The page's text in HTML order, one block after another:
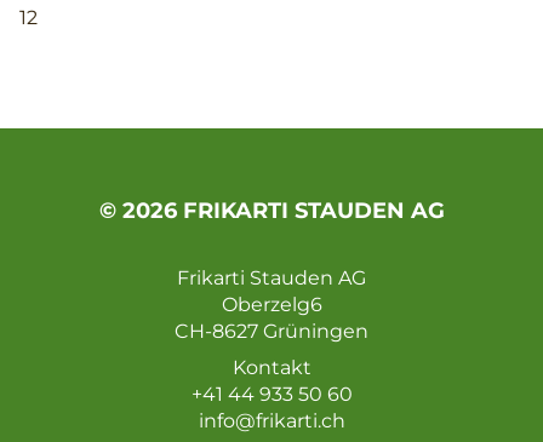
12
© 2026 FRIKARTI STAUDEN AG
Frikarti Stauden AG
Oberzelg6
CH-8627 Grüningen
Kontakt
+41 44 933 50 60
info@frikarti.ch